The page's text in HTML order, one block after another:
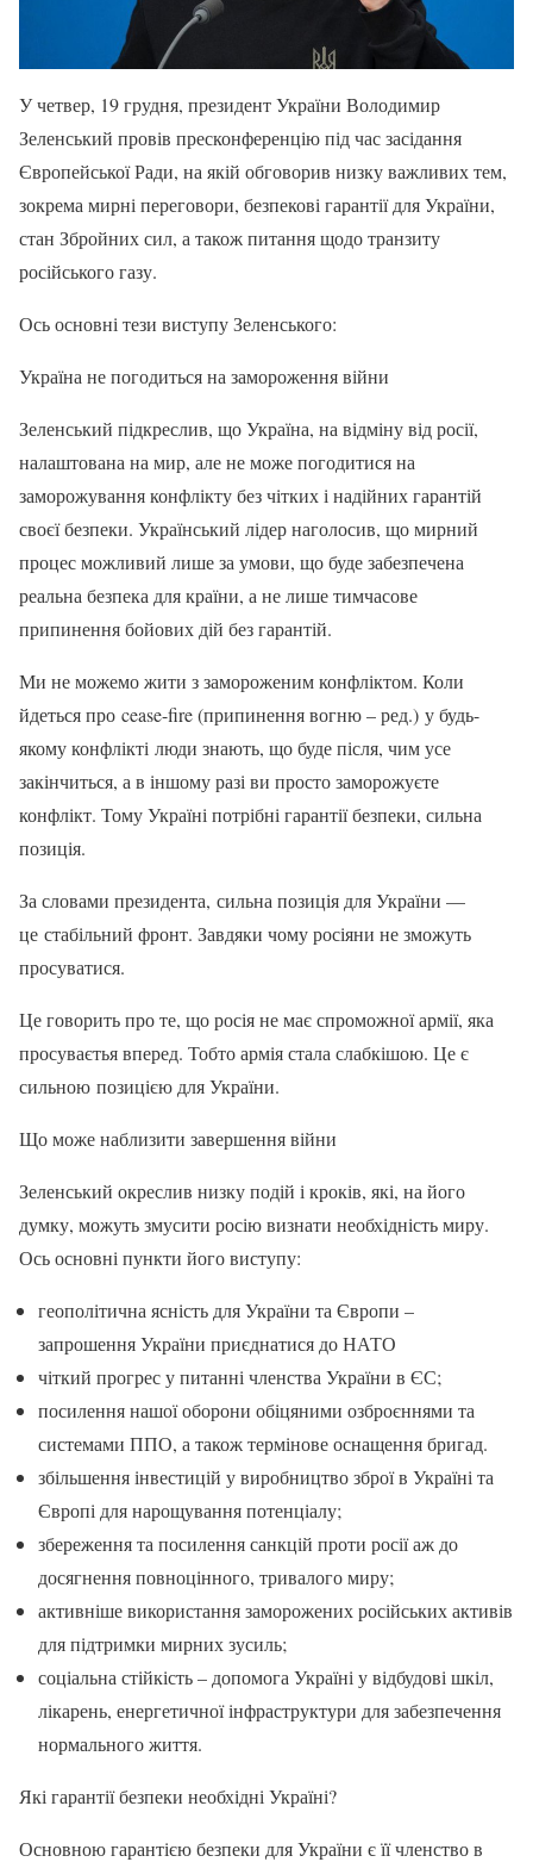
У четвер, 19 грудня, президент України Володимир
Зеленський провів пресконференцію під час засідання
Європейської Ради, на якій обговорив низку важливих тем,
зокрема мирні переговори, безпекові гарантії для України,
стан Збройних сил, а також питання щодо транзиту
російського газу.
Ось основні тези виступу Зеленського:
Україна не погодиться на замороження війни
Зеленський підкреслив, що Україна, на відміну від росії,
налаштована на мир, але не може погодитися на
заморожування конфлікту без чітких і надійних гарантій
своєї безпеки. Український лідер наголосив, що мирний
процес можливий лише за умови, що буде забезпечена
реальна безпека для країни, а не лише тимчасове
припинення бойових дій без гарантій.
Ми не можемо жити з замороженим конфліктом. Коли
йдеться про cease-fire (припинення вогню – ред.) у будь-
якому конфлікті люди знають, що буде після, чим усе
закінчиться, а в іншому разі ви просто заморожуєте
конфлікт. Тому Україні потрібні гарантії безпеки, сильна
позиція.
За словами президента, сильна позиція для України —
це стабільний фронт. Завдяки чому росіяни не зможуть
просуватися.
Це говорить про те, що росія не має спроможної армії, яка
просуваєтья вперед. Тобто армія стала слабкішою. Це є
сильною позицією для України.
Що може наблизити завершення війни
Зеленський окреслив низку подій і кроків, які, на його
думку, можуть змусити росію визнати необхідність миру.
Ось основні пункти його виступу:
геополітична ясність для України та Європи –
запрошення України приєднатися до НАТО
чіткий прогрес у питанні членства України в ЄС;
посилення нашої оборони обіцяними озброєннями та
системами ППО, а також термінове оснащення бригад.
збільшення інвестицій у виробництво зброї в Україні та
Європі для нарощування потенціалу;
збереження та посилення санкцій проти росії аж до
досягнення повноцінного, тривалого миру;
активніше використання заморожених російських активів
для підтримки мирних зусиль;
соціальна стійкість – допомога Україні у відбудові шкіл,
лікарень, енергетичної інфраструктури для забезпечення
нормального життя.
Які гарантії безпеки необхідні Україні?
Основною гарантією безпеки для України є її членство в